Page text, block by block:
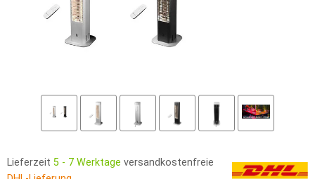
Lieferzeit 5 - 7 Werktage versandkostenfreie